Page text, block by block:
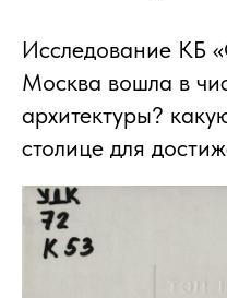
Исследование КБ
Москва вошла в
архитектуры?
столице для